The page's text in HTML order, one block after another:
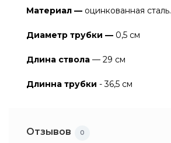
Материал — оцинкованная сталь.
Диаметр трубки — 0,5 см
Длина ствола — 29 см
Длинна трубки - 36,5 см
Отзывов 0